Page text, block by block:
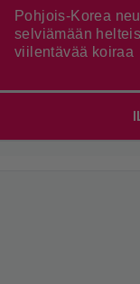
Pohjois-Korea
selviämään
viilentävää koiraa